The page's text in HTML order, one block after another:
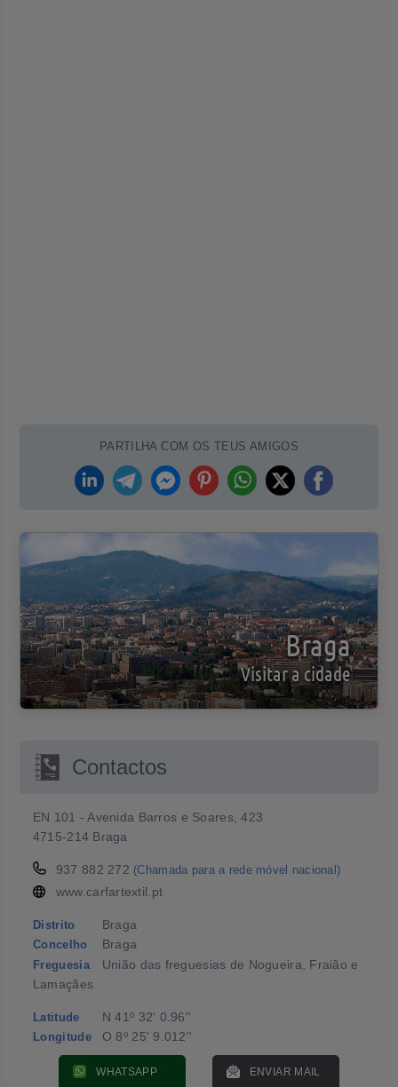
PARTILHA COM OS TEUS AMIGOS
Braga
Visitar a cidade
Contactos
EN 101 - Avenida Barros e Soares, 423
4715-214 Braga
937 882 272 (Chamada para a rede móvel nacional)
www.carfartextil.pt
Distrito Braga
Concelho Braga
Freguesia
União das freguesias de Nogueira, Fraião e
Lamaçães
Latitude N 41º 32' 0.96''
Longitude O 8º 25' 9.012''
WHATSAPP ENVIAR MAIL